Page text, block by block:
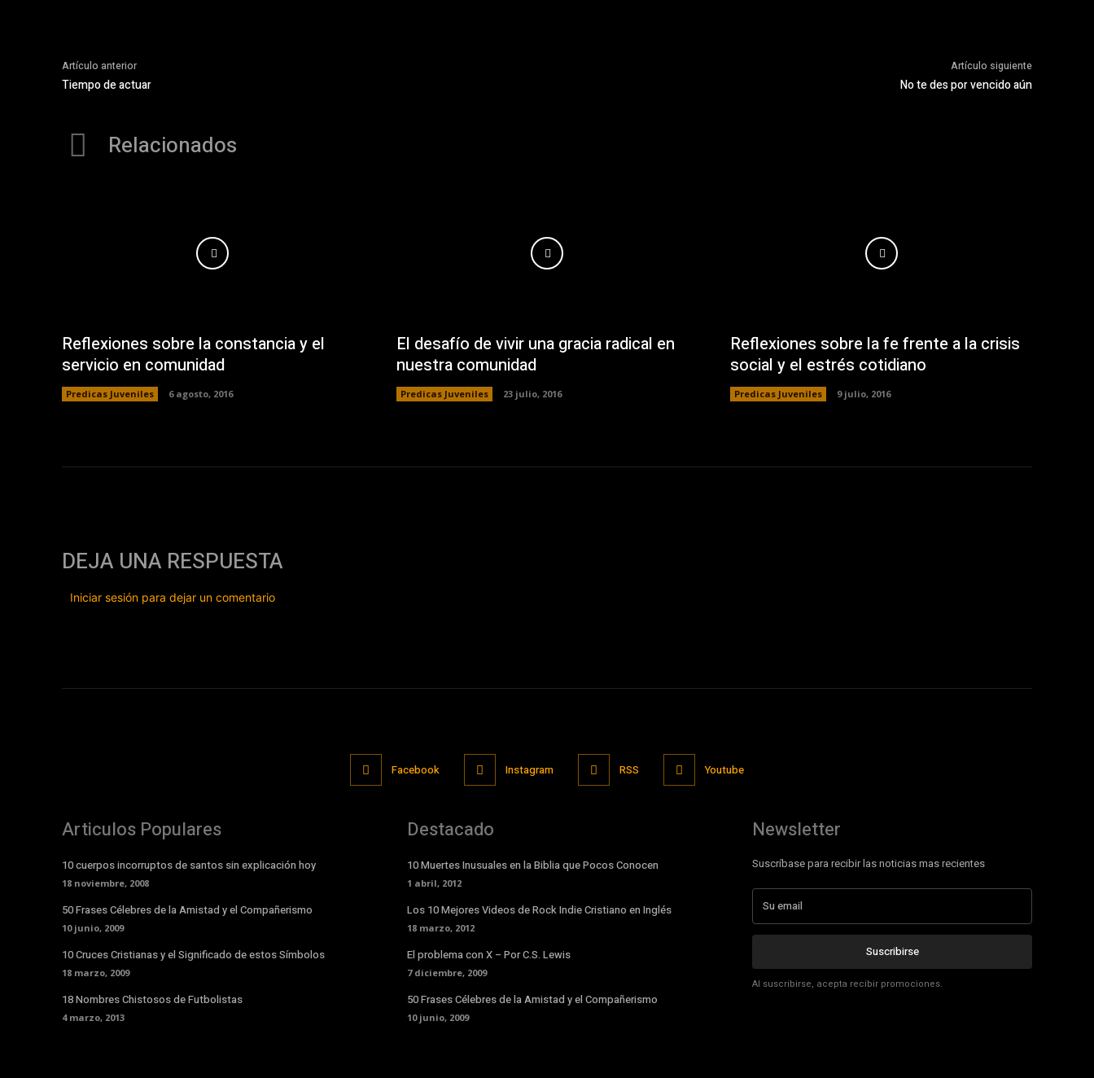
Artículo anterior
Tiempo de actuar
Artículo siguiente
No te des por vencido aún
Relacionados
Reflexiones sobre la constancia y el
servicio en comunidad
Predicas Juveniles 6 agosto, 2016
El desafío de vivir una gracia radical en
nuestra comunidad
Predicas Juveniles 23 julio, 2016
Reflexiones sobre la fe frente a la crisis
social y el estrés cotidiano
Predicas Juveniles 9 julio, 2016
DEJA UNA RESPUESTA
Iniciar sesión para dejar un comentario
Facebook Instagram RSS Youtube
Articulos Populares
10 cuerpos incorruptos de santos sin explicación hoy
18 noviembre, 2008
50 Frases Célebres de la Amistad y el Compañerismo
10 junio, 2009
10 Cruces Cristianas y el Significado de estos Símbolos
18 marzo, 2009
18 Nombres Chistosos de Futbolistas
4 marzo, 2013
Destacado
10 Muertes Inusuales en la Biblia que Pocos Conocen
1 abril, 2012
Los 10 Mejores Videos de Rock Indie Cristiano en Inglés
18 marzo, 2012
El problema con X – Por C.S. Lewis
7 diciembre, 2009
50 Frases Célebres de la Amistad y el Compañerismo
10 junio, 2009
Newsletter
Suscríbase para recibir las noticias mas recientes
Suscribirse
Al suscribirse, acepta recibir promociones.